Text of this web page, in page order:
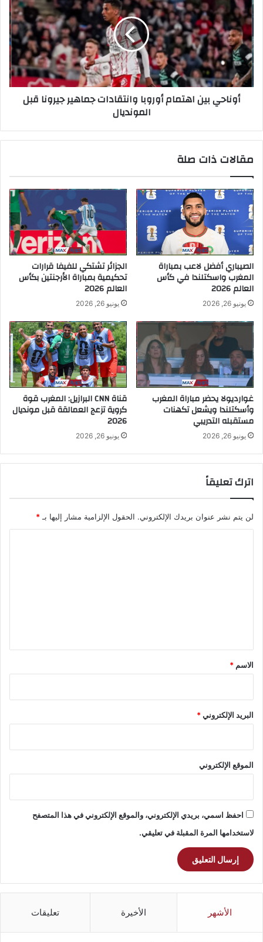
أوناحي بين اهتمام أوروبا وانتقادات جماهير جيرونا قبل
المونديال
مقالات ذات صلة
الصيباري أفضل لاعب بمباراة
المغرب واسكتلندا في كأس
العالم 2026
يونيو 26, 2026
الجزائر تشتكي للفيفا قرارات
تحكيمية بمباراة الأرجنتين بكأس
العالم 2026
يونيو 26, 2026
غوارديولا يحضر مباراة المغرب
وأسكتلندا ويشعل تكهنات
مستقبله التدريبي
يونيو 26, 2026
قناة CNN البرازيل: المغرب قوة
كروية تزعج العمالقة قبل مونديال
2026
يونيو 26, 2026
اترك تعليقاً
لن يتم نشر عنوان بريدك الإلكتروني. الحقول الإلزامية مشار إليها بـ *
*
الاسم *
البريد الإلكتروني*
الموقع الإلكتروني
احفظ اسمي، بريدي الإلكتروني، والموقع الإلكتروني في هذا المتصفح
لاستخدامها المرة المقبلة في تعليقي.
الأشهر الأخيرة تعليقات